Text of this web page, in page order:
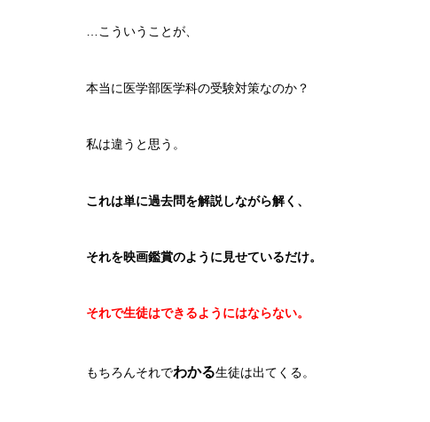
…こういうことが、
本当に医学部医学科の受験対策なのか？
私は違うと思う。
これは単に過去問を解説しながら解く、
それを映画鑑賞のように見せているだけ。
それで生徒はできるようにはならない。
もちろんそれでわかる生徒は出てくる。